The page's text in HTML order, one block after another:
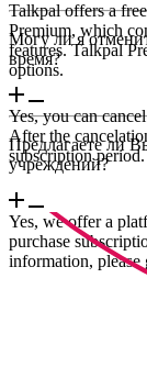
Talkpal offers a
Premium, which
features. Talkpal
options.
Могу ли я
время?
Yes, you can
After the
subscription period.
Предлагаете ли
учреждений?
Yes, we offer a
purchase
information, please